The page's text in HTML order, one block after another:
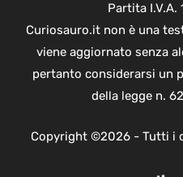
Partita I.V.A.
Curiosauro.it non è una
viene aggiornato senza
pertanto considerarsi un
della legge n.
Copyright ©2026 - Tutti i